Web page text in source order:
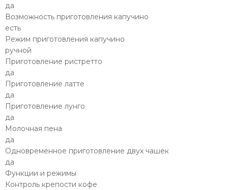
да
Возможность приготовления капучино
есть
Режим приготовления капучино
ручной
Приготовление ристретто
да
Приготовление латте
да
Приготовление лунго
да
Молочная пена
да
Одновременное приготовление двух чашек
да
Функции и режимы
Контроль крепости кофе